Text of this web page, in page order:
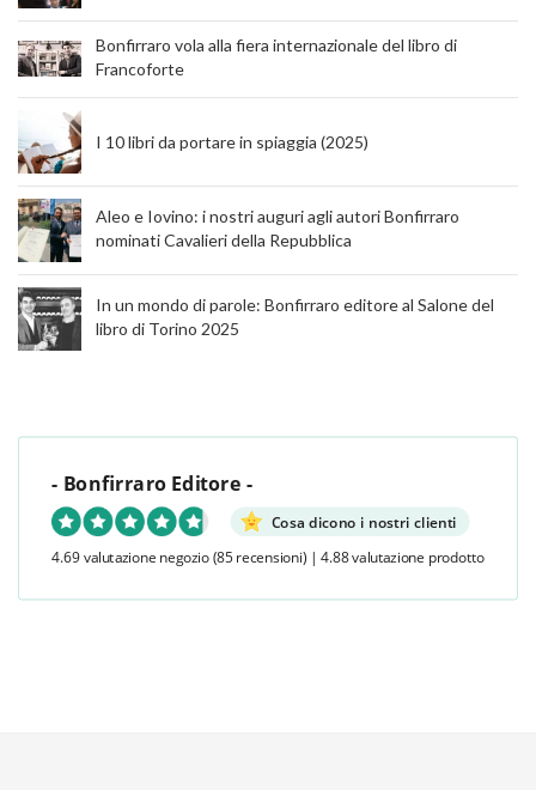
Bonfirraro vola alla fiera internazionale del libro di
Francoforte
I 10 libri da portare in spiaggia (2025)
Aleo e Iovino: i nostri auguri agli autori Bonfirraro
nominati Cavalieri della Repubblica
In un mondo di parole: Bonfirraro editore al Salone del
libro di Torino 2025
- Bonfirraro Editore -
Cosa dicono i nostri clienti
4.69 valutazione negozio (85 recensioni) | 4.88 valutazione prodotto